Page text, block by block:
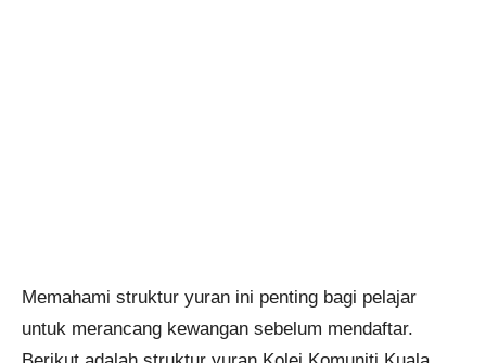
Memahami struktur yuran ini penting bagi pelajar
untuk merancang kewangan sebelum mendaftar.